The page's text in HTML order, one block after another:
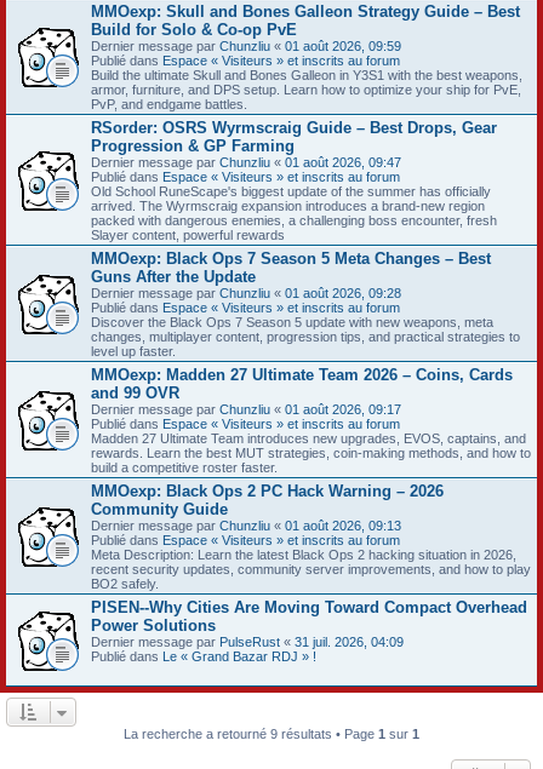
MMOexp: Skull and Bones Galleon Strategy Guide – Best
Build for Solo & Co-op PvE
Dernier message par Chunzliu « 01 août 2026, 09:59
Publié dans Espace « Visiteurs » et inscrits au forum
Build the ultimate Skull and Bones Galleon in Y3S1 with the best weapons,
armor, furniture, and DPS setup. Learn how to optimize your ship for PvE,
PvP, and endgame battles.
RSorder: OSRS Wyrmscraig Guide – Best Drops, Gear
Progression & GP Farming
Dernier message par Chunzliu « 01 août 2026, 09:47
Publié dans Espace « Visiteurs » et inscrits au forum
Old School RuneScape's biggest update of the summer has officially
arrived. The Wyrmscraig expansion introduces a brand-new region
packed with dangerous enemies, a challenging boss encounter, fresh
Slayer content, powerful rewards
MMOexp: Black Ops 7 Season 5 Meta Changes – Best
Guns After the Update
Dernier message par Chunzliu « 01 août 2026, 09:28
Publié dans Espace « Visiteurs » et inscrits au forum
Discover the Black Ops 7 Season 5 update with new weapons, meta
changes, multiplayer content, progression tips, and practical strategies to
level up faster.
MMOexp: Madden 27 Ultimate Team 2026 – Coins, Cards
and 99 OVR
Dernier message par Chunzliu « 01 août 2026, 09:17
Publié dans Espace « Visiteurs » et inscrits au forum
Madden 27 Ultimate Team introduces new upgrades, EVOS, captains, and
rewards. Learn the best MUT strategies, coin-making methods, and how to
build a competitive roster faster.
MMOexp: Black Ops 2 PC Hack Warning – 2026
Community Guide
Dernier message par Chunzliu « 01 août 2026, 09:13
Publié dans Espace « Visiteurs » et inscrits au forum
Meta Description: Learn the latest Black Ops 2 hacking situation in 2026,
recent security updates, community server improvements, and how to play
BO2 safely.
PISEN--Why Cities Are Moving Toward Compact Overhead
Power Solutions
Dernier message par PulseRust « 31 juil. 2026, 04:09
Publié dans Le « Grand Bazar RDJ » !
La recherche a retourné 9 résultats • Page 1 sur 1